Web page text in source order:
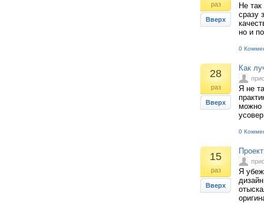
раз
Вверх
Не
сразу
но и
0
28
раз
Вверх
Как
Я не
можно
0
15
раз
Вверх
Я